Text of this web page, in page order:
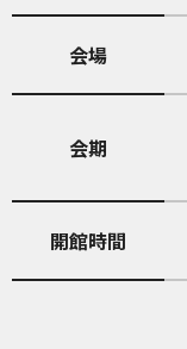
会場
会期
開館時間